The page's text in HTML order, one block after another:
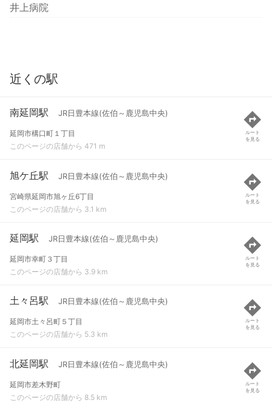
井上病院
近くの駅
南延岡駅 JR日豊本線(佐伯～鹿児島中央)
延岡市構口町１丁目
このページの店舗から 471 m
ルート
を見る
旭ケ丘駅 JR日豊本線(佐伯～鹿児島中央)
宮崎県延岡市旭ヶ丘6丁目
このページの店舗から 3.1 km
ルート
を見る
延岡駅 JR日豊本線(佐伯～鹿児島中央)
延岡市幸町３丁目
このページの店舗から 3.9 km
ルート
を見る
土々呂駅 JR日豊本線(佐伯～鹿児島中央)
延岡市土々呂町５丁目
このページの店舗から 5.3 km
ルート
を見る
北延岡駅 JR日豊本線(佐伯～鹿児島中央)
延岡市差木野町
このページの店舗から 8.5 km
ルート
を見る